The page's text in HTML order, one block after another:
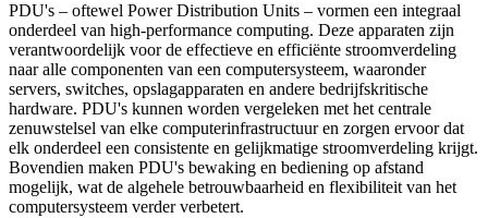
PDU's – oftewel Power Distribution Units – vormen een integraal
onderdeel van high-performance computing. Deze apparaten zijn
verantwoordelijk voor de effectieve en efficiënte stroomverdeling
naar alle componenten van een computersysteem, waaronder
servers, switches, opslagapparaten en andere bedrijfskritische
hardware. PDU's kunnen worden vergeleken met het centrale
zenuwstelsel van elke computerinfrastructuur en zorgen ervoor dat
elk onderdeel een consistente en gelijkmatige stroomverdeling krijgt.
Bovendien maken PDU's bewaking en bediening op afstand
mogelijk, wat de algehele betrouwbaarheid en flexibiliteit van het
computersysteem verder verbetert.